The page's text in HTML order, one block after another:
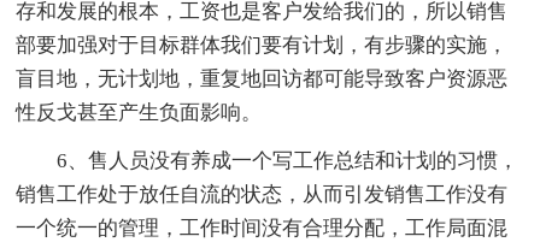
存和发展的根本，工资也是客户发给我们的，所以销售
部要加强对于目标群体我们要有计划，有步骤的实施，
盲目地，无计划地，重复地回访都可能导致客户资源恶
性反戈甚至产生负面影响。
6、售人员没有养成一个写工作总结和计划的习惯，
销售工作处于放任自流的状态，从而引发销售工作没有
一个统一的管理，工作时间没有合理分配，工作局面混